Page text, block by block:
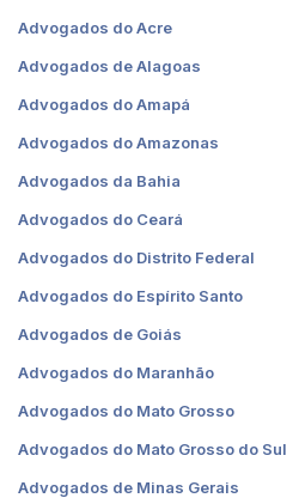
Advogados do Acre
Advogados de Alagoas
Advogados do Amapá
Advogados do Amazonas
Advogados da Bahia
Advogados do Ceará
Advogados do Distrito Federal
Advogados do Espírito Santo
Advogados de Goiás
Advogados do Maranhão
Advogados do Mato Grosso
Advogados do Mato Grosso do Sul
Advogados de Minas Gerais